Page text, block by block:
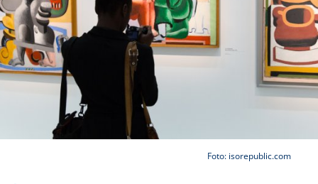
Foto: isorepublic.com